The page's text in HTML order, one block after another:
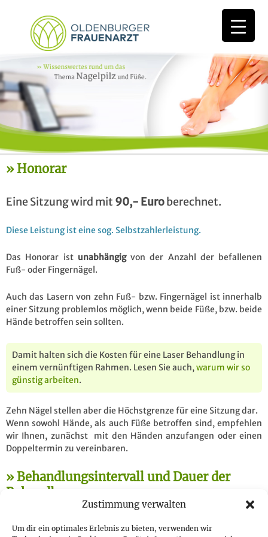
Zustimmung verwalten
Um dir ein optimales Erlebnis zu bieten, verwenden wir
Honorar
Eine Sitzung wird mit 90,- Euroberechnet.
Diese Leistung ist eine sog. Selbstzahlerleistung.
Das Honorar ist unabhängigvon der Anzahl der befallenen
Fuß- oder Fingernägel.
Auch das Lasern von zehn Fuß- bzw. Fingernägel ist innerhalb
einer Sitzung problemlos möglich, wenn beide Füße, bzw. beide
Hände betroffen sein sollten.
Damit halten sich die Kosten für eine Laser Behandlung in
einem vernünftigen Rahmen. Lesen Sie auch, warum wir so
günstig arbeiten.
Zehn Nägel stellen aber die Höchstgrenze für eine Sitzung dar.
Wenn sowohl Hände, als auch Füße betroffen sind, empfehlen
wir Ihnen, zunächst mit den Händen anzufangen oder einen
Doppeltermin zu vereinbaren.
Behandlungsintervall und Dauer der
Behandlung
Sie sollten mindestens drei bis vier Sitzungen